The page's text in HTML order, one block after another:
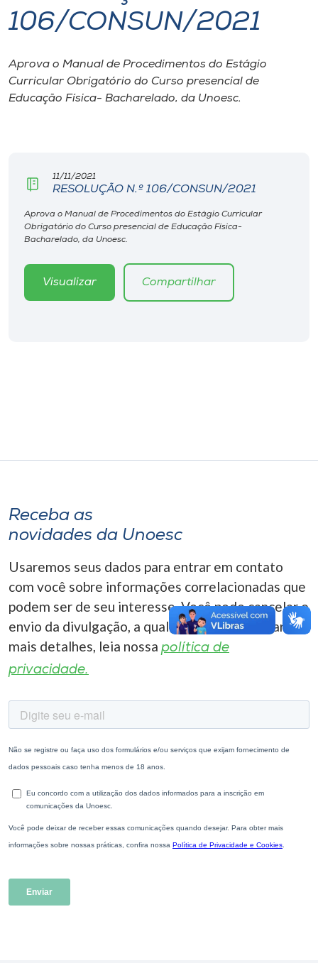
I.nova
Diplomados
Editora
Rádio
o idioma
A-
106/CONSUN/2021
Aprova o Manual de Procedimentos do Estágio
Curricular Obrigatório do Curso presencial de
Educação Física- Bacharelado, da Unoesc.
11/11/2021
RESOLUÇÃO N.º 106/CONSUN/2021
Aprova o Manual de Procedimentos do Estágio Curricular
Obrigatório do Curso presencial de Educação Física-
Bacharelado, da Unoesc.
Visualizar Compartilhar
Receba as
novidades da Unoesc
Usaremos seus dados para entrar em contato
com você sobre informações correlacionadas que
podem ser de seu interesse. Você pode cancelar o
envio da divulgação, a qualquer momento. Para
mais detalhes, leia nossa política de
privacidade.